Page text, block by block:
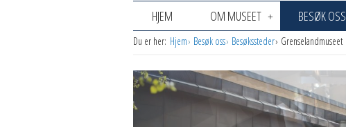
HJEM OM MUSEET BESØK OSS
Du er her: Hjem Besøk oss Besøkssteder Grenselandmuseet